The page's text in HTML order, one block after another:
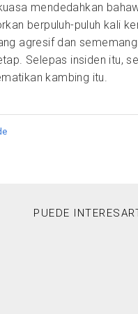
mendedahkan
berpuluh-puluh kali
agresif dan
Selepas insiden itu,
kambing itu.
PUEDE